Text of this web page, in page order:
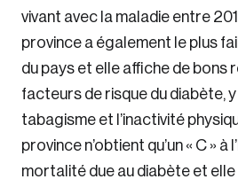
vivant avec la maladie entre
province a également le plus
du pays et elle affiche de bons
facteurs de risque du diabète,
tabagisme et l’inactivité
province n’obtient qu’un « C » à
mortalité due au diabète et
Email